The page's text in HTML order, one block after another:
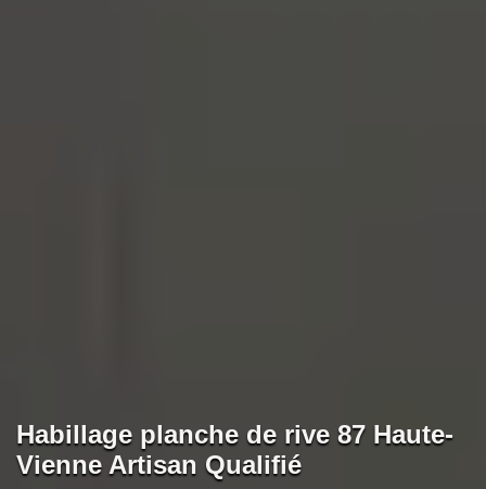
Habillage planche de rive 87 Haute-
Vienne Artisan Qualifié